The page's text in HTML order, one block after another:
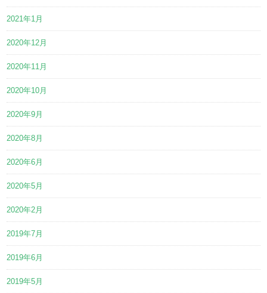
2021年1月
2020年12月
2020年11月
2020年10月
2020年9月
2020年8月
2020年6月
2020年5月
2020年2月
2019年7月
2019年6月
2019年5月